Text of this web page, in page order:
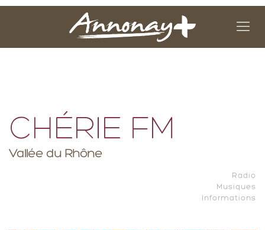
CHÉRIE FM
Vallée du Rhône
Radio
Musiques
Informations